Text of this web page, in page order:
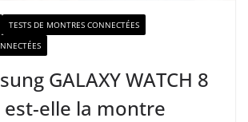
TESTS DE MONTRES CONNECTÉES
GALAXY WATCH 8
est-elle la montre